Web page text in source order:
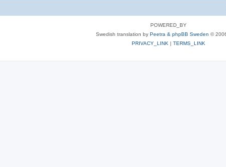
POWERED_BY
Swedish translation by Peetra & phpBB Sweden ©
PRIVACY_LINK | TERMS_LINK